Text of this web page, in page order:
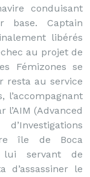
conduisant
base. Captain
libérés
au projet de
Fémizones se
resta au service
l’AIM (Advanced
île de Boca
lui servant de
d’assassiner le